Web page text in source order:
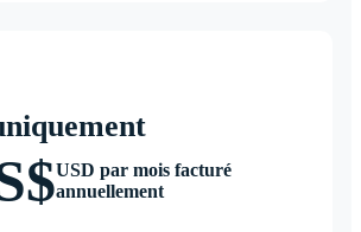
USD par mois facturé
annuellement